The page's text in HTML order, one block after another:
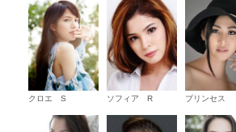
クロエ S ソフィア R プリンセス